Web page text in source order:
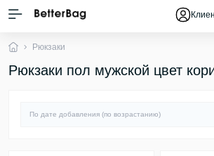
Рюкзаки
Рюкзаки пол мужской цвет